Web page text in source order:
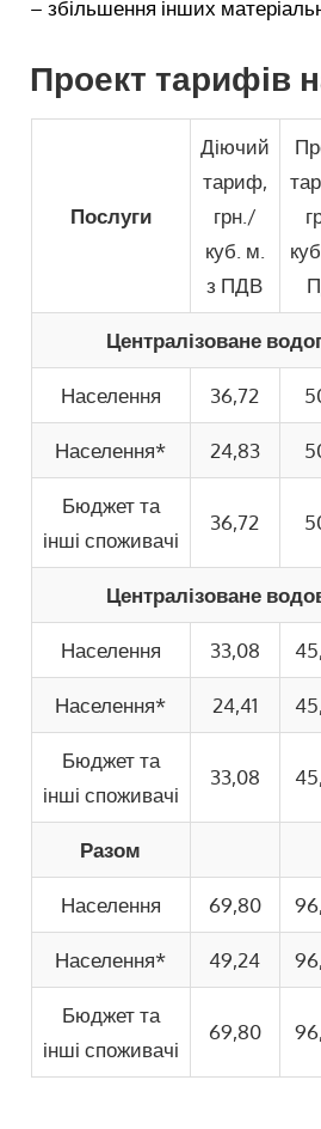
– збільшення інших
Проект тарифів
Послуги
Діючий
тариф,
грн./
куб. м.
з ПДВ
Централізоване
Населення 36,72
Населення* 24,83
Бюджет та
інші споживачі
36,72
Централізоване
Населення 33,08
Населення* 24,41
Бюджет та
інші споживачі
33,08
Разом
Населення 69,80
Населення* 49,24
Бюджет та
інші споживачі
69,80